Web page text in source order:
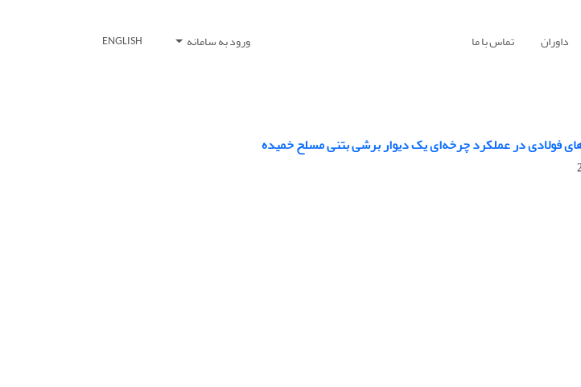
داوران تماس با ما ورود به سامانه ENGLISH
فولادی در عملکرد چرخه‌ای یک دیوار برشی بتنی مسلح خمیده